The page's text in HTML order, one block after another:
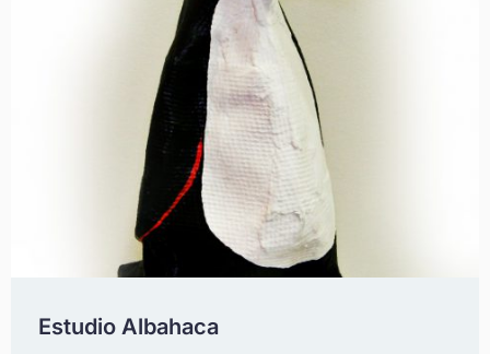
Estudio Albahaca